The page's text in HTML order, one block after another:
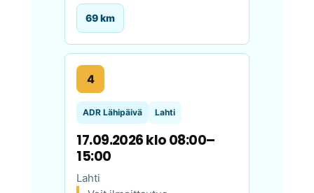
69 km
4
ADR Lähipäivä Lahti
17.09.2026 klo 08:00–
15:00
Lahti